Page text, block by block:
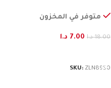
متوفر في المخزون
18.00 د.ا 7.00 د.ا
SKU: ZLN8950